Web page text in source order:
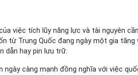
việc tích lũy năng lực và tài nguyên
từ Trung Quốc đang ngày một gia
dẫn hay pin lưu trữ.
ngày càng mạnh đồng nghĩa với việc